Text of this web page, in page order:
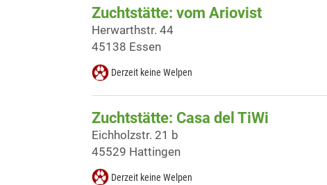
Zuchtstätte: vom Ariovist
Herwarthstr. 44
45138 Essen
Derzeit keine Welpen
Zuchtstätte: Casa del TiWi
Eichholzstr. 21 b
45529 Hattingen
Derzeit keine Welpen